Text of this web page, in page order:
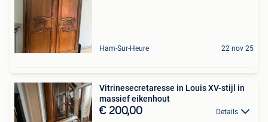
Ham-Sur-Heure 22 nov 25
Vitrinesecretaresse in Louis XV-stijl in
massief eikenhout
€ 200,00 Details